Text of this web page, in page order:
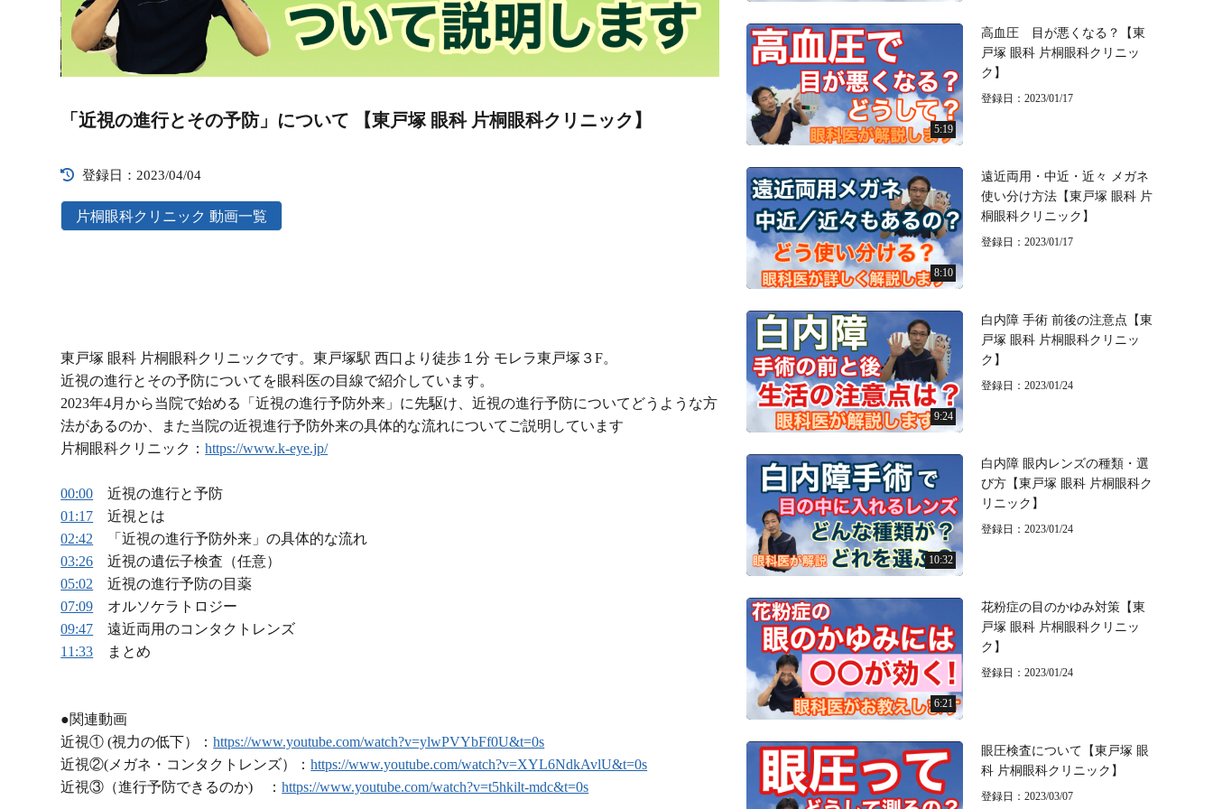
Player
「近視の進行とその予防」について 【東戸塚 眼科 片桐眼科クリニック】
登録日：2023/04/04
片桐眼科クリニック 動画一覧
東戸塚 眼科 片桐眼科クリニックです。東戸塚駅 西口より徒歩１分 モレラ東戸塚３F。
近視の進行とその予防についてを眼科医の目線で紹介しています。
2023年4月から当院で始める「近視の進行予防外来」に先駆け、近視の進行予防についてどうような方
法があるのか、また当院の近視進行予防外来の具体的な流れについてご説明しています
片桐眼科クリニック：https://www.k-eye.jp/
00:00
近視の進行と予防
01:17
近視とは
02:42
「近視の進行予防外来」の具体的な流れ
03:26
近視の遺伝子検査（任意）
05:02
近視の進行予防の目薬
07:09
オルソケラトロジー
09:47
遠近両用のコンタクトレンズ
11:33
まとめ
●関連動画
近視① (視力の低下）：https://www.youtube.com/watch?v=ylwPVYbFf0U&t=0s
近視②(メガネ・コンタクトレンズ）：https://www.youtube.com/watch?v=XYL6NdkAvlU&t=0s
近視③（進行予防できるのか) ：https://www.youtube.com/watch?v=t5hkilt-mdc&t=0s
5:19
高血圧 目が悪くなる？【東
戸塚 眼科 片桐眼科クリニッ
ク】
登録日：2023/01/17
8:10
遠近両用・中近・近々 メガネ
使い分け方法【東戸塚 眼科 片
桐眼科クリニック】
登録日：2023/01/17
9:24
白内障 手術 前後の注意点【東
戸塚 眼科 片桐眼科クリニッ
ク】
登録日：2023/01/24
10:32
白内障 眼内レンズの種類・選
び方【東戸塚 眼科 片桐眼科ク
リニック】
登録日：2023/01/24
6:21
花粉症の目のかゆみ対策【東
戸塚 眼科 片桐眼科クリニッ
ク】
登録日：2023/01/24
眼圧検査について【東戸塚 眼
科 片桐眼科クリニック】
登録日：2023/03/07